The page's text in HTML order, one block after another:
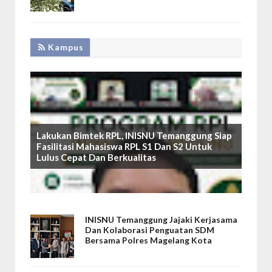
Kampus
Lakukan Bimtek RPL, INISNU Temanggung Siap
Fasilitasi Mahasiswa RPL S1 Dan S2 Untuk
Lulus Cepat Dan Berkualitas
INISNU Temanggung Jajaki Kerjasama
Dan Kolaborasi Penguatan SDM
Bersama Polres Magelang Kota